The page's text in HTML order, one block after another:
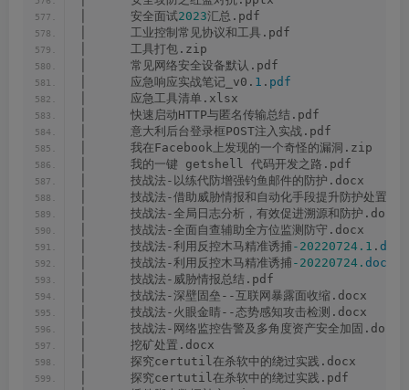
│      安全面试2023汇总.pdf
│      工业控制常见协议和工具.pdf
│      工具打包.zip
│      常见网络安全设备默认.pdf
│      应急响应实战笔记_v0. 1 . pdf
│      应急工具清单.xlsx
│      快速启动HTTP与匿名传输总结.pdf
│      意大利后台登录框POST注入实战.pdf
│      我在Facebook上发现的一个奇怪的漏洞.zip
│      我的一键 getshell 代码开发之路.pdf
│      技战法-以练代防增强钓鱼邮件的防护.docx
│      技战法-借助威胁情报和自动化手段提升防护处置能
│      技战法-全局日志分析，有效促进溯源和防护.docx
│      技战法-全面自查辅助全方位监测防守.docx
│      技战法-利用反控木马精准诱捕-20220724.1 . docx
│      技战法-利用反控木马精准诱捕-20220724. docx
│      技战法-威胁情报总结.pdf
│      技战法-深壁固垒--互联网暴露面收缩.docx
│      技战法-火眼金睛--态势感知攻击检测.docx
│      技战法-网络监控告警及多角度资产安全加固.docx
│      挖矿处置.docx
│      探究certutil在杀软中的绕过实践.docx
│      探究certutil在杀软中的绕过实践.pdf